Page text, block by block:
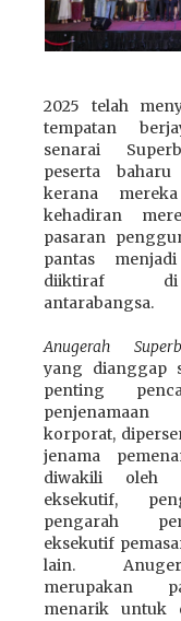
2025 telah
tempatan
senarai
peserta
kerana
kehadiran
pasaran
pantas
diiktiraf
antarabangsa.
Anugerah
yang dianggap
penting
korporat,
jenama
diwakili oleh
eksekutif,
pengarah
eksekutif
lain.
merupakan
menarik untuk